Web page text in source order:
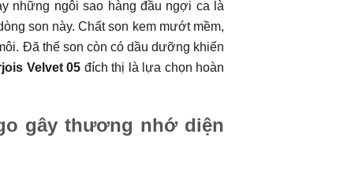
những ngôi sao hàng đầu ngợi ca là
son này. Chất son kem mướt mềm,
Đã thế son còn có dầu dưỡng khiến
Velvet 05 đích thị là lựa chọn hoàn
gây thương nhớ diện